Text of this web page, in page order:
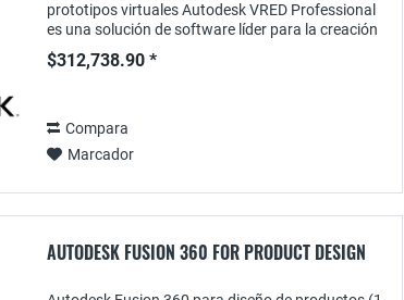
prototipos virtuales Autodesk VRED Professional
es una solución de software líder para la creación
de visualizaciones 3D fotorrealistas y...
$312,738.90 *
Compara
Marcador
AUTODESK FUSION 360 FOR PRODUCT DESIGN